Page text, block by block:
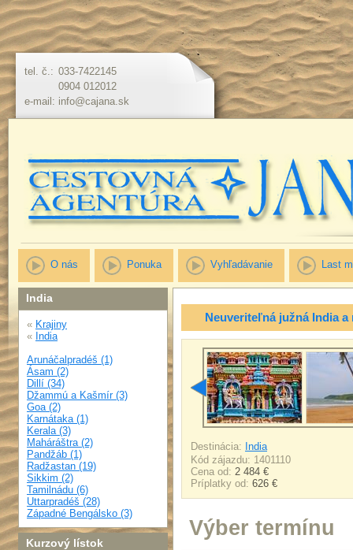
tel. č.: 033-7422145
0904 012012
e-mail: info@cajana.sk
O nás Ponuka Vyhľadávanie Last
India
« Krajiny
« India
Arunáčalpradéš (1)
Ásam (2)
Dillí (34)
Džammú a Kašmír (3)
Goa (2)
Karnátaka (1)
Kerala (3)
Maháráštra (2)
Pandžáb (1)
Radžastan (19)
Sikkim (2)
Tamilnádu (6)
Uttarpradéš (28)
Západné Bengálsko (3)
Kurzový lístok
Neuveriteľná južná India a
Destinácia: India
Kód zájazdu: 1401110
Cena od: 2 484 €
Príplatky od: 626 €
Výber termínu